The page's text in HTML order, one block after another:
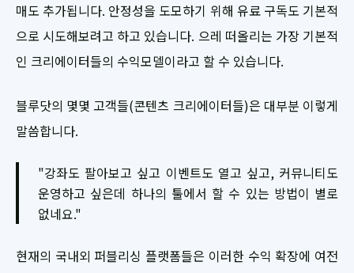
매도 추가됩니다. 안정성을 도모하기 위해 유료 구독도 기본적
으로 시도해보려고 하고 있습니다. 으레 떠올리는 가장 기본적
인 크리에이터들의 수익모델이라고 할 수 있습니다.
블루닷의 몇몇 고객들(콘텐츠 크리에이터들)은 대부분 이렇게
말씀합니다.
"강좌도 팔아보고 싶고 이벤트도 열고 싶고, 커뮤니티도
운영하고 싶은데 하나의 툴에서 할 수 있는 방법이 별로
없네요."
현재의 국내외 퍼블리싱 플랫폼들은 이러한 수익 확장에 여전